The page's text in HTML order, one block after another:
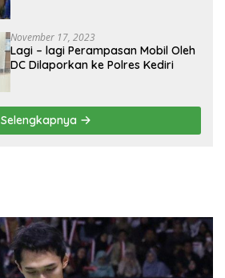
November 17, 2023
Lagi – lagi Perampasan Mobil Oleh
DC Dilaporkan ke Polres Kediri
Selengkapnya